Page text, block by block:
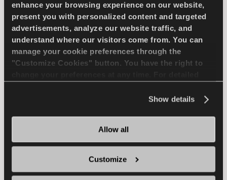
enhance your browsing experience on our website,
present you with personalized content and targeted
advertisements, analyze our website traffic, and
understand where our visitors come from. You can
manage your cookie preferences through the
"Customize Cookies" button. You have the right to
Show details
Allow all
Customize
LANGERE LAUFLEISTUNG
ENERGIEEFFIZIENZ
ICEWAYS 2